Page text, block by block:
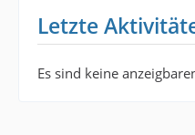
Letzte
Es sind keine